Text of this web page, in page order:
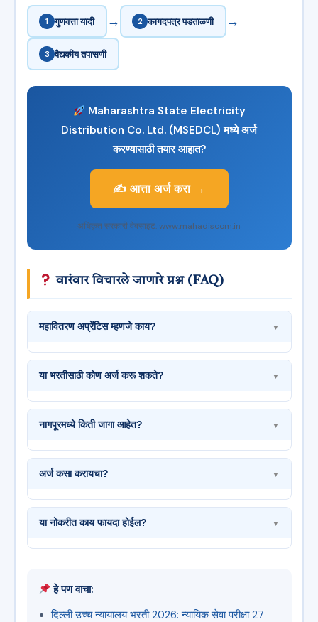
1 गुणवत्ता यादी → 2 कागदपत्र पडताळणी →
3 वैद्यकीय तपासणी
Maharashtra State Electricity
Distribution Co. Ltd. (MSEDCL) मध्ये अर्ज
करण्यासाठी तयार आहात?
✍️ आत्ता अर्ज करा →
अधिकृत सरकारी वेबसाइट: www.mahadiscom.in
वारंवार विचारले जाणारे प्रश्न (FAQ)
महावितरण अप्रेंटिस म्हणजे काय? ▼
या भरतीसाठी कोण अर्ज करू शकते? ▼
नागपूरमध्ये किती जागा आहेत? ▼
अर्ज कसा करायचा? ▼
या नोकरीत काय फायदा होईल? ▼
हे पण वाचा:
दिल्ली उच्च न्यायालय भरती 2026: न्यायिक सेवा परीक्षा 27